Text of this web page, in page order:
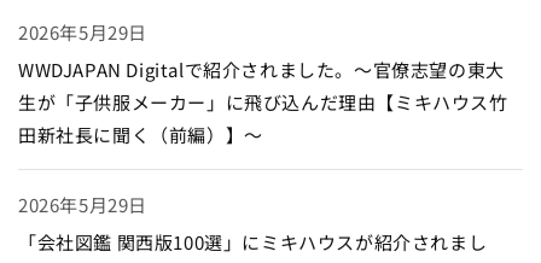
2026年5月29日
WWDJAPAN Digitalで紹介されました。～官僚志望の東大
生が「子供服メーカー」に飛び込んだ理由【ミキハウス竹
田新社長に聞く（前編）】～
2026年5月29日
「会社図鑑 関西版100選」にミキハウスが紹介されまし